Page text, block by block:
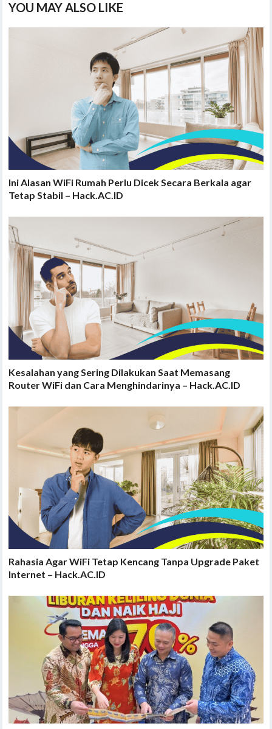
YOU MAY ALSO LIKE
Ini Alasan WiFi Rumah Perlu Dicek Secara Berkala agar
Tetap Stabil – Hack.AC.ID
Kesalahan yang Sering Dilakukan Saat Memasang
Router WiFi dan Cara Menghindarinya – Hack.AC.ID
Rahasia Agar WiFi Tetap Kencang Tanpa Upgrade Paket
Internet – Hack.AC.ID